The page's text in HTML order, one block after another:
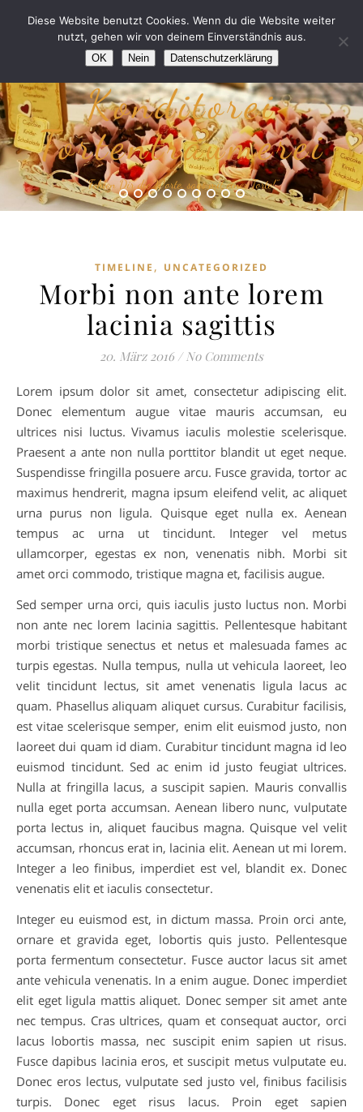
Konditorei
Tortenträumerei
“Fehlen Dir die Worte, sags mit einer Torte!”
TIMELINE , UNCATEGORIZED
Morbi non ante lorem
lacinia sagittis
20. März 2016 / No Comments
Lorem ipsum dolor sit amet, consectetur adipiscing elit.
Donec elementum augue vitae mauris accumsan, eu
ultrices nisi luctus. Vivamus iaculis molestie scelerisque.
Praesent a ante non nulla porttitor blandit ut eget neque.
Suspendisse fringilla posuere arcu. Fusce gravida, tortor ac
maximus hendrerit, magna ipsum eleifend velit, ac aliquet
urna purus non ligula. Quisque eget nulla ex. Aenean
tempus ac urna ut tincidunt. Integer vel metus
ullamcorper, egestas ex non, venenatis nibh. Morbi sit
amet orci commodo, tristique magna et, facilisis augue.
Sed semper urna orci, quis iaculis justo luctus non. Morbi
non ante nec lorem lacinia sagittis. Pellentesque habitant
morbi tristique senectus et netus et malesuada fames ac
turpis egestas. Nulla tempus, nulla ut vehicula laoreet, leo
velit tincidunt lectus, sit amet venenatis ligula lacus ac
quam. Phasellus aliquam aliquet cursus. Curabitur facilisis,
est vitae scelerisque semper, enim elit euismod justo, non
laoreet dui quam id diam. Curabitur tincidunt magna id leo
euismod tincidunt. Sed ac enim id justo feugiat ultrices.
Nulla at fringilla lacus, a suscipit sapien. Mauris convallis
nulla eget porta accumsan. Aenean libero nunc, vulputate
porta lectus in, aliquet faucibus magna. Quisque vel velit
accumsan, rhoncus erat in, lacinia elit. Aenean ut mi lorem.
Integer a leo finibus, imperdiet est vel, blandit ex. Donec
venenatis elit et iaculis consectetur.
Integer eu euismod est, in dictum massa. Proin orci ante,
ornare et gravida eget, lobortis quis justo. Pellentesque
porta fermentum consectetur. Fusce auctor lacus sit amet
ante vehicula venenatis. In a enim augue. Donec imperdiet
elit eget ligula mattis aliquet. Donec semper sit amet ante
nec tempus. Cras ultrices, quam et consequat auctor, orci
lacus lobortis massa, nec suscipit enim sapien ut risus.
Fusce dapibus lacinia eros, et suscipit metus vulputate eu.
Donec eros lectus, vulputate sed justo vel, finibus facilisis
turpis. Donec eget risus lacus. Proin eget sapien
Diese Website benutzt Cookies. Wenn du die Website weiter
nutzt, gehen wir von deinem Einverständnis aus.
OK Nein Datenschutzerklärung